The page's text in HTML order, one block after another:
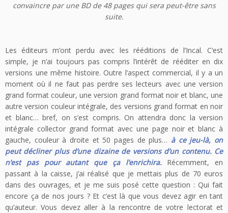
convaincre par une BD de 48 pages qui sera peut-être sans
suite.
Les éditeurs m’ont perdu avec les rééditions de l’Incal. C’est
simple, je n’ai toujours pas compris l’intérêt de rééditer en dix
versions une même histoire. Outre l’aspect commercial, il y a un
moment où il ne faut pas perdre ses lecteurs avec une version
grand format couleur, une version grand format noir et blanc, une
autre version couleur intégrale, des versions grand format en noir
et blanc… bref, on s’est compris. On attendra donc la version
intégrale collector grand format avec une page noir et blanc à
gauche, couleur à droite et 50 pages de plus… à ce jeu-là, on
peut décliner plus d’une dizaine de versions d’un contenu. Ce
n’est pas pour autant que ça l’enrichira.Récemment, en
passant à la caisse, j’ai réalisé que je mettais plus de 70 euros
dans des ouvrages, et je me suis posé cette question : Qui fait
encore ça de nos jours ? Et c’est là que vous devez agir en tant
qu’auteur. Vous devez aller à la rencontre de votre lectorat et